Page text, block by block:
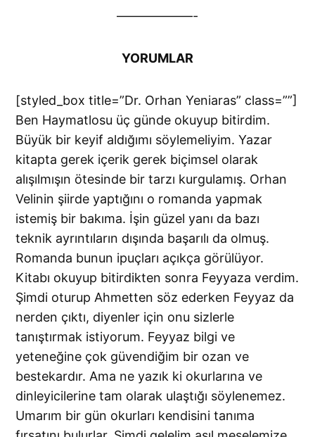
——————-
YORUMLAR
[styled_box title=”Dr. Orhan Yeniaras” class=””]
Ben Haymatlosu üç günde okuyup bitirdim.
Büyük bir keyif aldığımı söylemeliyim. Yazar
kitapta gerek içerik gerek biçimsel olarak
alışılmışın ötesinde bir tarzı kurgulamış. Orhan
Velinin şiirde yaptığını o romanda yapmak
istemiş bir bakıma. İşin güzel yanı da bazı
teknik ayrıntıların dışında başarılı da olmuş.
Romanda bunun ipuçları açıkça görülüyor.
Kitabı okuyup bitirdikten sonra Feyyaza verdim.
Şimdi oturup Ahmetten söz ederken Feyyaz da
nerden çıktı, diyenler için onu sizlerle
tanıştırmak istiyorum. Feyyaz bilgi ve
yeteneğine çok güvendiğim bir ozan ve
bestekardır. Ama ne yazık ki okurlarına ve
dinleyicilerine tam olarak ulaştığı söylenemez.
Umarım bir gün okurları kendisini tanıma